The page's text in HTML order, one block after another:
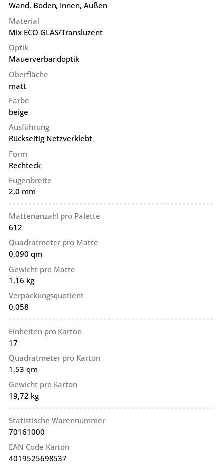
Wand, Boden, Innen, Außen
Material
Mix ECO GLAS/Transluzent
Optik
Mauerverbandoptik
Oberfläche
matt
Farbe
beige
Ausführung
Rückseitig Netzverklebt
Form
Rechteck
Fugenbreite
2,0 mm
Mattenanzahl pro Palette
612
Quadratmeter pro Matte
0,090 qm
Gewicht pro Matte
1,16 kg
Verpackungsquotient
0,058
Einheiten pro Karton
17
Quadratmeter pro Karton
1,53 qm
Gewicht pro Karton
19,72 kg
Statistische Warennummer
70161000
EAN Code Karton
4019525698537